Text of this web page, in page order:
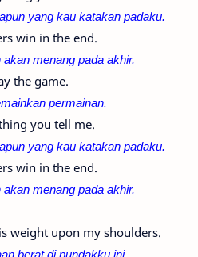
yang kau katakan padaku.
win in the end.
menang pada akhir.
the game.
permainan.
you tell me.
yang kau katakan padaku.
win in the end.
menang pada akhir.
weight upon my shoulders.
berat di pundakku ini.